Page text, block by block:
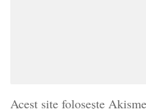
Acest site folosește